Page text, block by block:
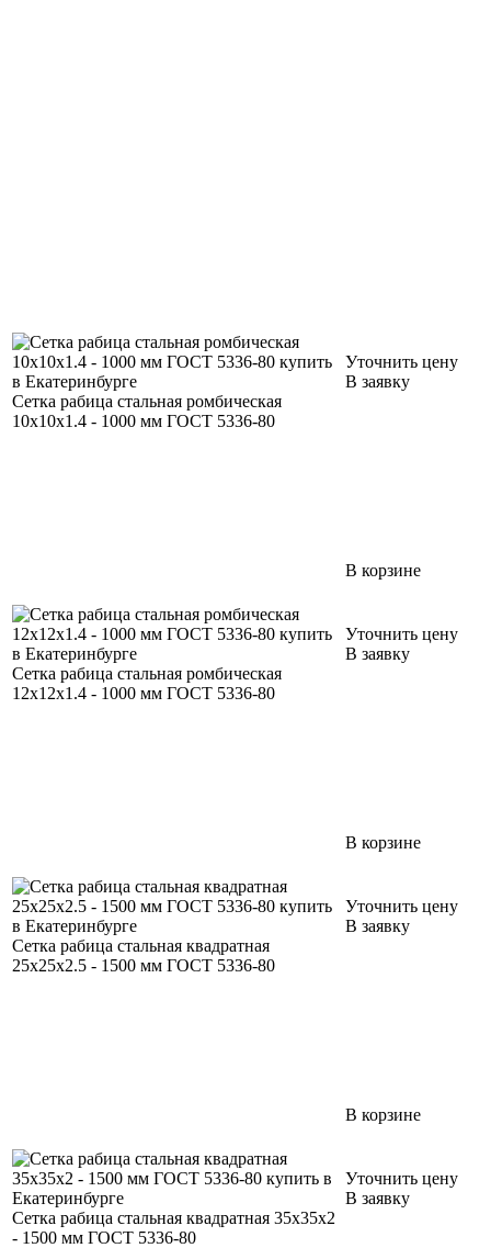
Сетка рабица стальная ромбическая
10х10х1.4 - 1000 мм ГОСТ 5336-80
Уточнить цену
В заявку
В корзине
Сетка рабица стальная ромбическая
12х12х1.4 - 1000 мм ГОСТ 5336-80
Уточнить цену
В заявку
В корзине
Сетка рабица стальная квадратная
25х25х2.5 - 1500 мм ГОСТ 5336-80
Уточнить цену
В заявку
В корзине
Сетка рабица стальная квадратная 35х35х2
- 1500 мм ГОСТ 5336-80
Уточнить цену
В заявку